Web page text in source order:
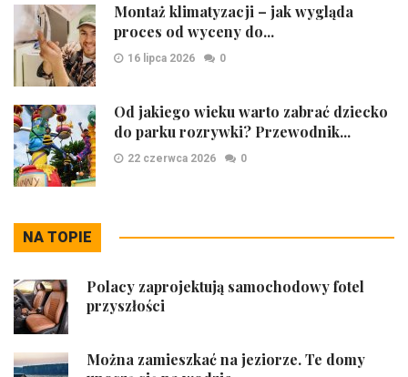
Montaż klimatyzacji – jak wygląda
proces od wyceny do...
16 lipca 2026 0
Od jakiego wieku warto zabrać dziecko
do parku rozrywki? Przewodnik...
22 czerwca 2026 0
NA TOPIE
Polacy zaprojektują samochodowy fotel
przyszłości
Można zamieszkać na jeziorze. Te domy